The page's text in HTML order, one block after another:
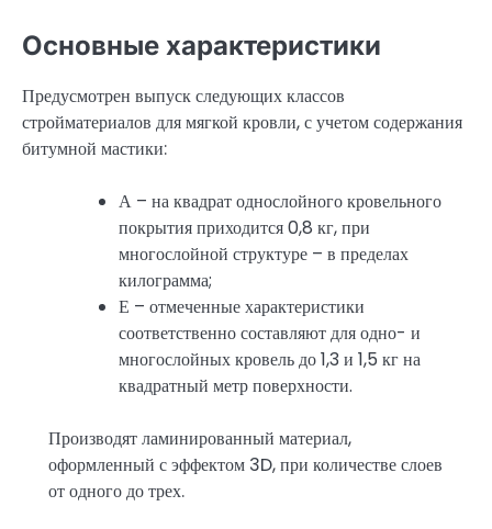
Основные характеристики
Предусмотрен выпуск следующих классов
стройматериалов для мягкой кровли, с учетом содержания
битумной мастики:
А – на квадрат однослойного кровельного
покрытия приходится 0,8 кг, при
многослойной структуре – в пределах
килограмма;
Е – отмеченные характеристики
соответственно составляют для одно- и
многослойных кровель до 1,3 и 1,5 кг на
квадратный метр поверхности.
Производят ламинированный материал,
оформленный с эффектом 3D, при количестве слоев
от одного до трех.